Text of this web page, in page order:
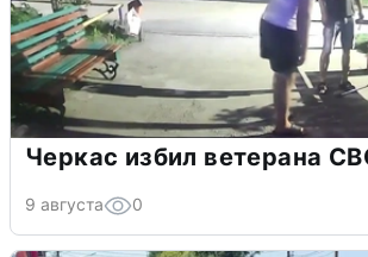
Черкас избил ветерана
9 августа 0